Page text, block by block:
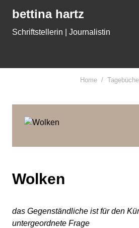
bettina hartz
Schriftstellerin | Journalistin
Home
Wolken
das Gegenständliche ist für den
untergeordnete Frage